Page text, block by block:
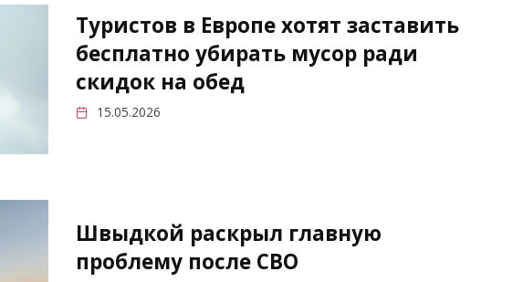
Туристов в Европе хотят заставить
бесплатно убирать мусор ради
скидок на обед
15.05.2026
Швыдкой раскрыл главную
проблему после СВО